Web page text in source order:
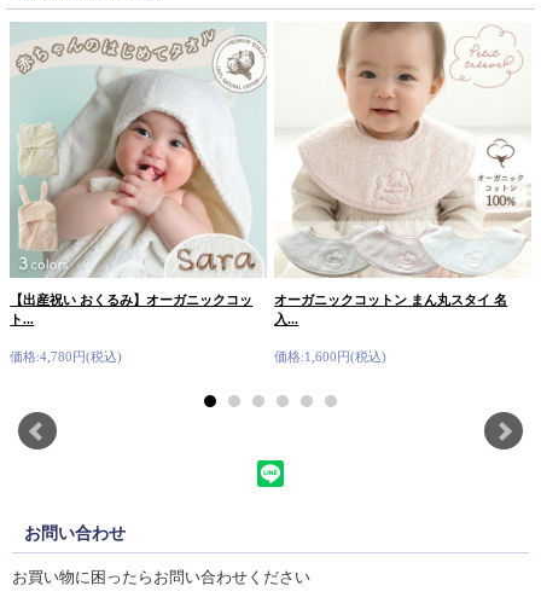
【出産祝い おくるみ】オーガニックコッ
ト...
価格:4,780円(税込)
オーガニックコットン まん丸スタイ 名
入...
価格:1,600円(税込)
お問い合わせ
お買い物に困ったらお問い合わせください